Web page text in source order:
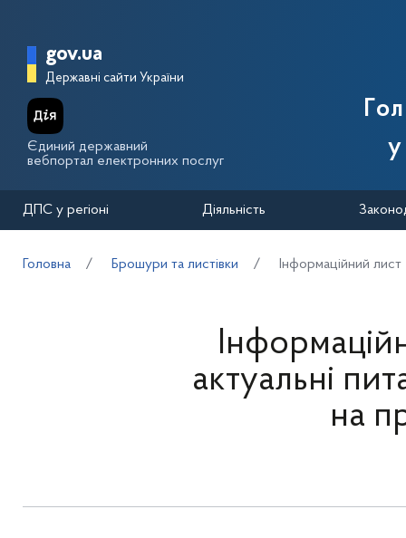
Головна сторінка Державної
gov.ua
Державні сайти України
Єдиний державний
вебпортал електронних послуг
ДПС у регіоні Діяльність
Головна Брошури та листівки Інформаційний
актуальні
на